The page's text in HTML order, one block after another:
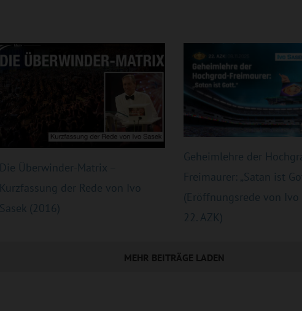
Die Überwinder-Matrix –
Kurzfassung der Rede von Ivo
Sasek (2016)
Geheimlehre der
Freimaurer: „Satan ist
(Eröffnungsrede von Ivo
22. AZK)
MEHR BEITRÄGE LADEN